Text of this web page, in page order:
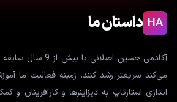
HA داستان ما
آکادمی حسین
می‌کند سریعتر رشد کنند. زمینه فعالیت ما
اندازی استارتاپ به دیزاینرها و کارآفرینان و